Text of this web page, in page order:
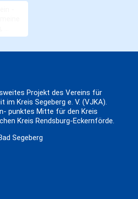
Projekt des Vereins für
im Kreis Segeberg e. V. (VJKA).
punktes Mitte für den Kreis
Kreis Rendsburg-Eckernförde.
Segeberg